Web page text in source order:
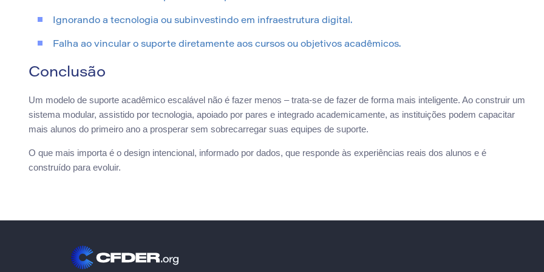
Ignorando a tecnologia ou subinvestindo em infraestrutura digital.
Falha ao vincular o suporte diretamente aos cursos ou objetivos acadêmicos.
Conclusão
Um modelo de suporte acadêmico escalável não é fazer menos – trata-se de fazer de forma mais inteligente. Ao construir um
sistema modular, assistido por tecnologia, apoiado por pares e integrado academicamente, as instituições podem capacitar
mais alunos do primeiro ano a prosperar sem sobrecarregar suas equipes de suporte.
O que mais importa é o design intencional, informado por dados, que responde às experiências reais dos alunos e é
construído para evoluir.